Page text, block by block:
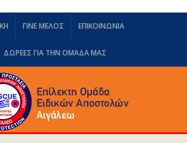
ΓΙΝΕ ΜΕΛΟΣ ΕΠΙΚΟΙΝΩΝΙΑ
ΔΩΡΕΈΣ ΓΙΑ ΤΗΝ ΟΜΆΔΑ ΜΑΣ